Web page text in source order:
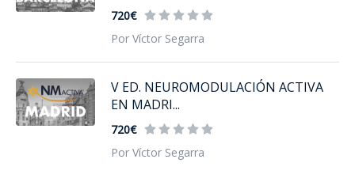
720€
Por Víctor Segarra
V ED. NEUROMODULACIÓN ACTIVA
EN MADRI...
720€
Por Víctor Segarra